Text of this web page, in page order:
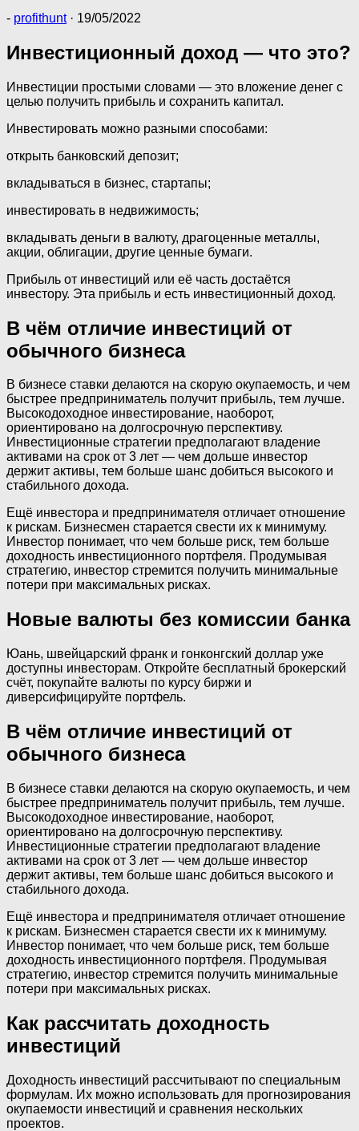
- profithunt · 19/05/2022
Инвестиционный доход — что это?
Инвестиции простыми словами — это вложение денег с
целью получить прибыль и сохранить капитал.
Инвестировать можно разными способами:
открыть банковский депозит;
вкладываться в бизнес, стартапы;
инвестировать в недвижимость;
вкладывать деньги в валюту, драгоценные металлы,
акции, облигации, другие ценные бумаги.
Прибыль от инвестиций или её часть достаётся
инвестору. Эта прибыль и есть инвестиционный доход.
В чём отличие инвестиций от
обычного бизнеса
В бизнесе ставки делаются на скорую окупаемость, и чем
быстрее предприниматель получит прибыль, тем лучше.
Высокодоходное инвестирование, наоборот,
ориентировано на долгосрочную перспективу.
Инвестиционные стратегии предполагают владение
активами на срок от 3 лет — чем дольше инвестор
держит активы, тем больше шанс добиться высокого и
стабильного дохода.
Ещё инвестора и предпринимателя отличает отношение
к рискам. Бизнесмен старается свести их к минимуму.
Инвестор понимает, что чем больше риск, тем больше
доходность инвестиционного портфеля. Продумывая
стратегию, инвестор стремится получить минимальные
потери при максимальных рисках.
Новые валюты без комиссии банка
Юань, швейцарский франк и гонконгский доллар уже
доступны инвесторам. Откройте бесплатный брокерский
счёт, покупайте валюты по курсу биржи и
диверсифицируйте портфель.
В чём отличие инвестиций от
обычного бизнеса
В бизнесе ставки делаются на скорую окупаемость, и чем
быстрее предприниматель получит прибыль, тем лучше.
Высокодоходное инвестирование, наоборот,
ориентировано на долгосрочную перспективу.
Инвестиционные стратегии предполагают владение
активами на срок от 3 лет — чем дольше инвестор
держит активы, тем больше шанс добиться высокого и
стабильного дохода.
Ещё инвестора и предпринимателя отличает отношение
к рискам. Бизнесмен старается свести их к минимуму.
Инвестор понимает, что чем больше риск, тем больше
доходность инвестиционного портфеля. Продумывая
стратегию, инвестор стремится получить минимальные
потери при максимальных рисках.
Как рассчитать доходность
инвестиций
Доходность инвестиций рассчитывают по специальным
формулам. Их можно использовать для прогнозирования
окупаемости инвестиций и сравнения нескольких
проектов.